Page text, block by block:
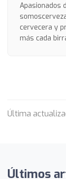
Apasionados
cervecera y
más cada
Última
Últimos